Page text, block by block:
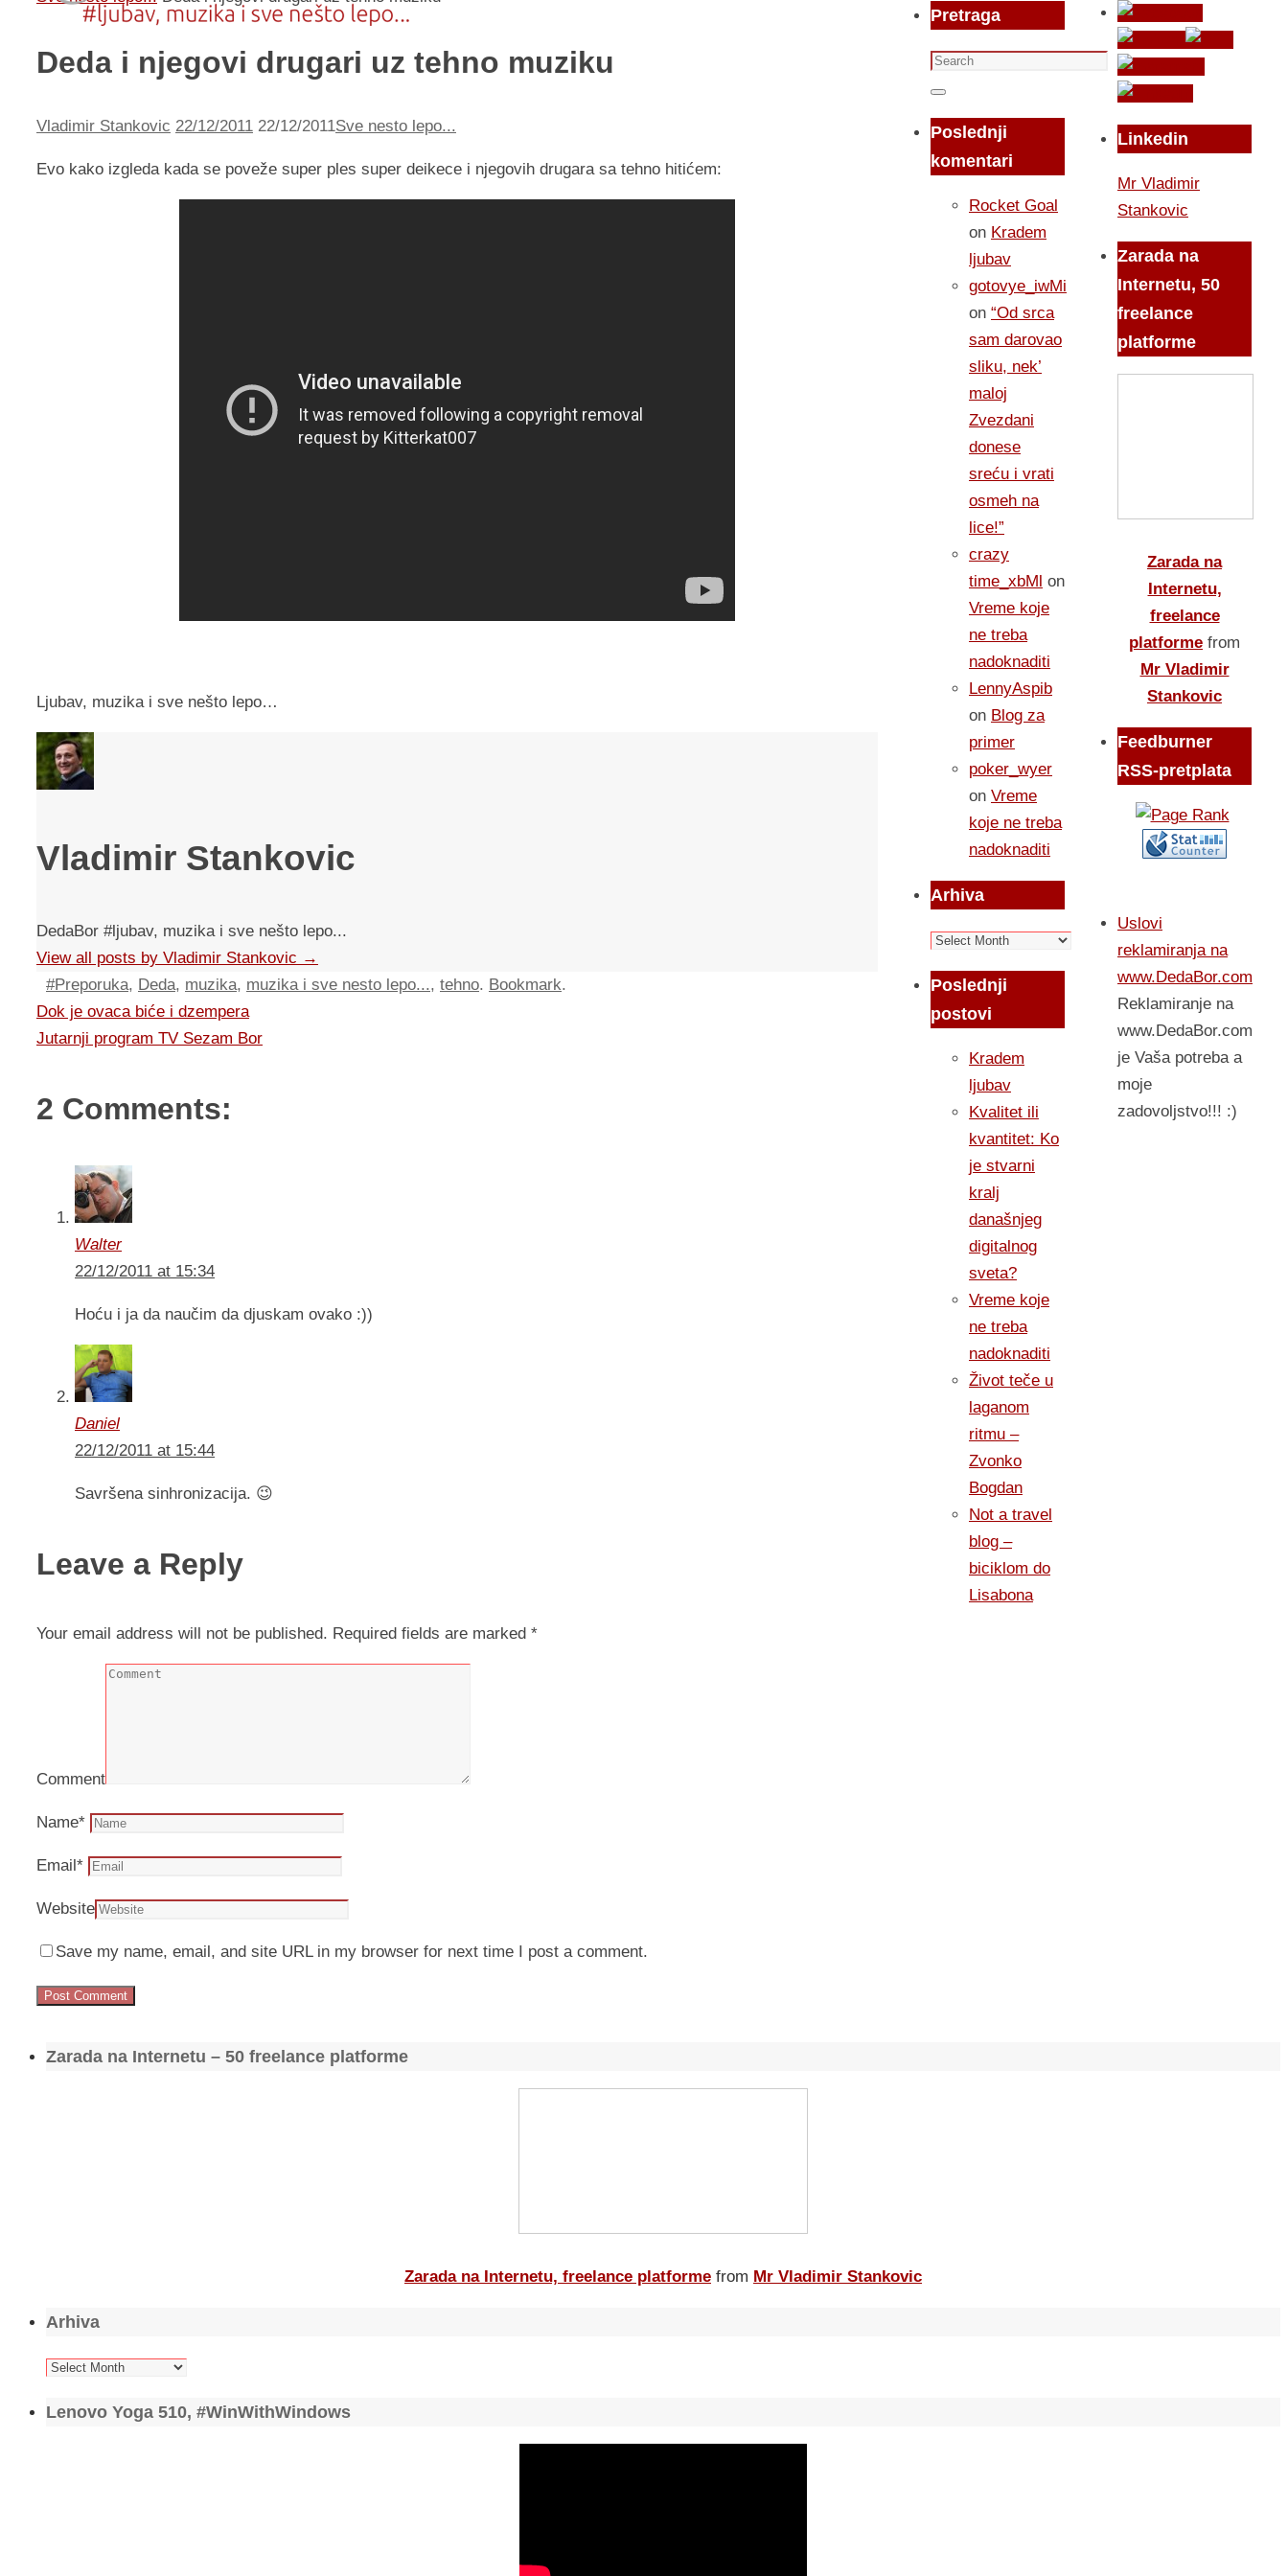
Deda i njegovi drugari uz tehno muziku
Vladimir Stankovic 22/12/2011 22/12/2011Sve nesto lepo...
Evo kako izgleda kada se poveže super ples super deikece i njegovih drugara sa tehno hitićem:
Ljubav, muzika i sve nešto lepo…
Vladimir Stankovic
DedaBor #ljubav, muzika i sve nešto lepo...
View all posts by Vladimir Stankovic →
#Preporuka, Deda, muzika, muzika i sve nesto lepo..., tehno. Bookmark.
Dok je ovaca biće i dzempera
Jutarnji program TV Sezam Bor
2 Comments:
Walter
22/12/2011 at 15:34
Hoću i ja da naučim da djuskam ovako :))
Daniel
22/12/2011 at 15:44
Savršena sinhronizacija. 😉
Leave a Reply
Your email address will not be published. Required fields are marked *
Comment
Name*
Email*
Website
Save my name, email, and site URL in my browser for next time I post a comment.
Pretraga
Search
for:
Search
Poslednji
komentari
Rocket Goal
on Kradem
ljubav
gotovye_iwMi
on “Od srca
sam darovao
sliku, nek’
maloj
Zvezdani
donese
sreću i vrati
osmeh na
lice!”
crazy
time_xbMl on
Vreme koje
ne treba
nadoknaditi
LennyAspib
on Blog za
primer
poker_wyer
on Vreme
koje ne treba
nadoknaditi
Arhiva
Arhiva
Poslednji
postovi
Kradem
ljubav
Kvalitet ili
kvantitet: Ko
je stvarni
kralj
današnjeg
digitalnog
sveta?
Vreme koje
ne treba
nadoknaditi
Život teče u
laganom
ritmu –
Zvonko
Bogdan
Not a travel
blog –
biciklom do
Lisabona
Linkedin
Mr Vladimir
Stankovic
Zarada na
Internetu, 50
freelance
platforme
Zarada na
Internetu,
freelance
platforme from
Mr Vladimir
Stankovic
Feedburner
RSS-pretplata
Uslovi
reklamiranja na
www.DedaBor.com
Reklamiranje na
www.DedaBor.com
je Vaša potreba a
moje
zadovoljstvo!!! :)
Zarada na Internetu – 50 freelance platforme
Zarada na Internetu, freelance platforme from Mr Vladimir Stankovic
Arhiva
Arhiva
Lenovo Yoga 510, #WinWithWindows